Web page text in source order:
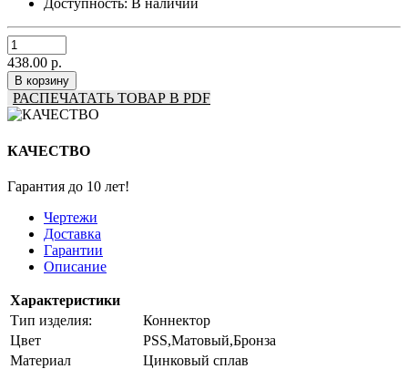
Доступность: В наличии
438.00 р.
В корзину
РАСПЕЧАТАТЬ ТОВАР В PDF
КАЧЕСТВО
Гарантия до 10 лет!
Чертежи
Доставка
Гарантии
Описание
Характеристики
Тип изделия:
Коннектор
Цвет
PSS,Матовый,Бронза
Материал
Цинковый сплав